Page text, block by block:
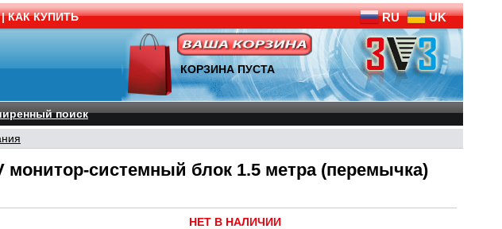
| КАК КУПИТЬ RU UK
КОРЗИНА ПУСТА
поиск
монитор-системный блок 1.5 метра (перемычка)
НЕТ В НАЛИЧИИ